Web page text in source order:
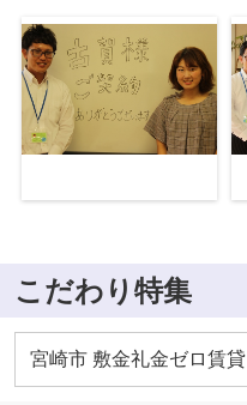
こだわり特集
宮崎市 敷金礼金ゼロ賃貸